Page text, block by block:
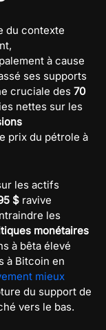
du contexte
à cause
ses supports
cruciale des 70
nettes sur les
prix du pétrole à
les actifs
$ ravive
les
monétaires
à bêta élevé
à Bitcoin en
mieux
du support de
vers le bas.